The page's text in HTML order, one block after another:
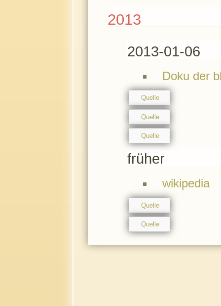
2013
2013-01-06
Doku der
Quelle
Quelle
Quelle
früher
wikipedia
Quelle
Quelle